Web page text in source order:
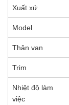
Xuất xứ
Model
Thân van
Trim
Nhiệt độ làm
việc